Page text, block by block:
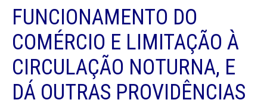
FUNCIONAMENTO DO
COMÉRCIO E LIMITAÇÃO À
CIRCULAÇÃO NOTURNA, E
DÁ OUTRAS PROVIDÊNCIAS